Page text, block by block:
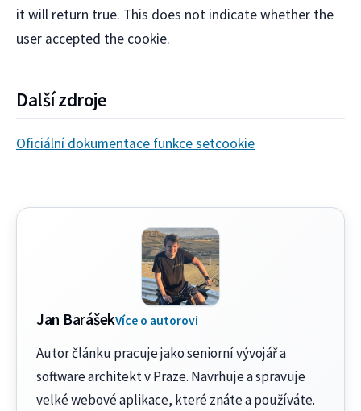
it will return true. This does not indicate whether the
user accepted the cookie.
Další zdroje
Oficiální dokumentace funkce setcookie
Jan BarášekVíce o autorovi
Autor článku pracuje jako seniorní vývojář a
software architekt v Praze. Navrhuje a spravuje
velké webové aplikace, které znáte a používáte.